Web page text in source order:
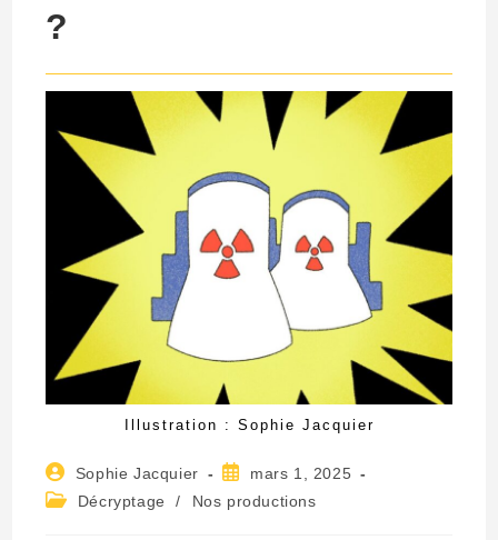
?
Illustration : Sophie Jacquier
Auteur/autrice
de
la
Sophie Jacquier
Publication
publiée :
mars 1, 2025
Post Décryptage / Nos productions